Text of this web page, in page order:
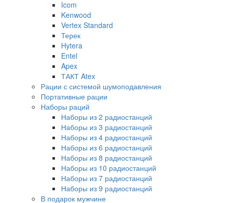
Icom
Kenwood
Vertex Standard
Терек
Hytera
Entel
Apex
ТАКТ Atex
Рации с системой шумоподавления
Портативные рации
Наборы раций
Наборы из 2 радиостанций
Наборы из 3 радиостанций
Наборы из 4 радиостанций
Наборы из 6 радиостанций
Наборы из 8 радиостанций
Наборы из 10 радиостанций
Наборы из 7 радиостанций
Наборы из 9 радиостанций
В подарок мужчине